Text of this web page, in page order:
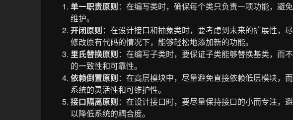
单一职责原则：在编写类时，确保每个类只负责一项功能，避
维护。
开闭原则：在设计接口和抽象类时，要考虑到未来的扩展性，
修改原有代码的情况下，能够轻松地添加新的功能。
里氏替换原则：在编写子类时，要保证子类能够替换基类，而
的一致性和可靠性。
依赖倒置原则：在高层模块中，尽量避免直接依赖低层模块，
系统的灵活性和可维护性。
接口隔离原则：在设计接口时，要尽量保持接口的小而专注，
以降低系统的耦合度。